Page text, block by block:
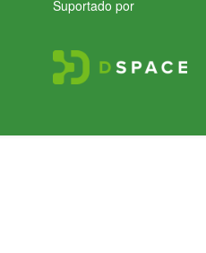
Suportado por